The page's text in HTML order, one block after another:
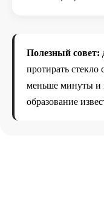
Полезный совет:
протирать
меньше минуты и
образование